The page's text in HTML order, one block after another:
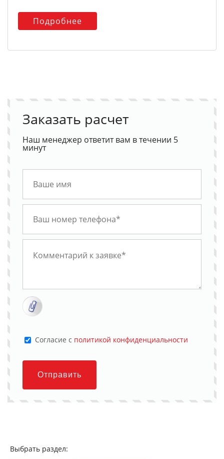
Подробнее
Заказать расчет
Наш менеджер ответит вам в течении 5
минут
Cогласие с политикой конфиденциальности
Отправить
Выбрать раздел: